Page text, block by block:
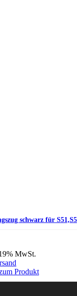
schwarz für
MwSt.
Produkt